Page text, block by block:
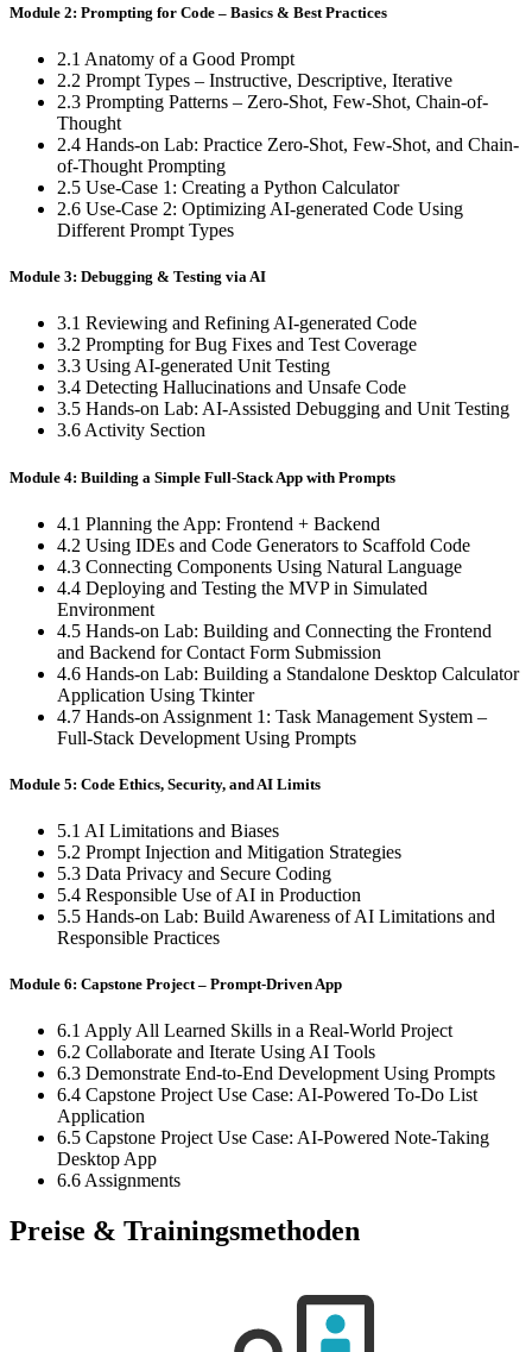
Module 2: Prompting for Code – Basics & Best Practices
2.1 Anatomy of a Good Prompt
2.2 Prompt Types – Instructive, Descriptive, Iterative
2.3 Prompting Patterns – Zero-Shot, Few-Shot, Chain-of-
Thought
2.4 Hands-on Lab: Practice Zero-Shot, Few-Shot, and Chain-
of-Thought Prompting
2.5 Use-Case 1: Creating a Python Calculator
2.6 Use-Case 2: Optimizing AI-generated Code Using
Different Prompt Types
Module 3: Debugging & Testing via AI
3.1 Reviewing and Refining AI-generated Code
3.2 Prompting for Bug Fixes and Test Coverage
3.3 Using AI-generated Unit Testing
3.4 Detecting Hallucinations and Unsafe Code
3.5 Hands-on Lab: AI-Assisted Debugging and Unit Testing
3.6 Activity Section
Module 4: Building a Simple Full-Stack App with Prompts
4.1 Planning the App: Frontend + Backend
4.2 Using IDEs and Code Generators to Scaffold Code
4.3 Connecting Components Using Natural Language
4.4 Deploying and Testing the MVP in Simulated
Environment
4.5 Hands-on Lab: Building and Connecting the Frontend
and Backend for Contact Form Submission
4.6 Hands-on Lab: Building a Standalone Desktop Calculator
Application Using Tkinter
4.7 Hands-on Assignment 1: Task Management System –
Full-Stack Development Using Prompts
Module 5: Code Ethics, Security, and AI Limits
5.1 AI Limitations and Biases
5.2 Prompt Injection and Mitigation Strategies
5.3 Data Privacy and Secure Coding
5.4 Responsible Use of AI in Production
5.5 Hands-on Lab: Build Awareness of AI Limitations and
Responsible Practices
Module 6: Capstone Project – Prompt-Driven App
6.1 Apply All Learned Skills in a Real-World Project
6.2 Collaborate and Iterate Using AI Tools
6.3 Demonstrate End-to-End Development Using Prompts
6.4 Capstone Project Use Case: AI-Powered To-Do List
Application
6.5 Capstone Project Use Case: AI-Powered Note-Taking
Desktop App
6.6 Assignments
Preise & Trainingsmethoden